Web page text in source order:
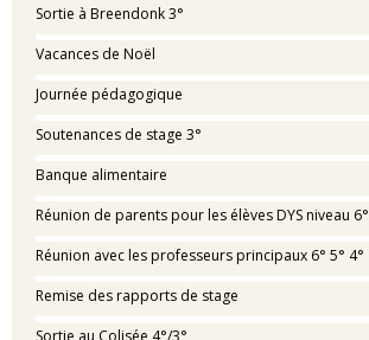
Sortie à Breendonk 3°
Vacances de Noël
Journée pédagogique
Soutenances de stage 3°
Banque alimentaire
Réunion de parents pour les élèves DYS niveau 6°
Réunion avec les professeurs principaux 6° 5° 4°
Remise des rapports de stage
Sortie au Colisée 4°/3°